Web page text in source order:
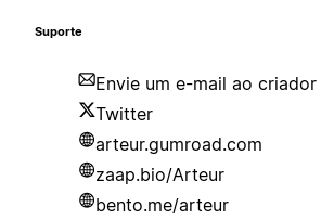
Suporte
Envie um e-mail ao criador
Twitter
arteur.gumroad.com
zaap.bio/Arteur
bento.me/arteur